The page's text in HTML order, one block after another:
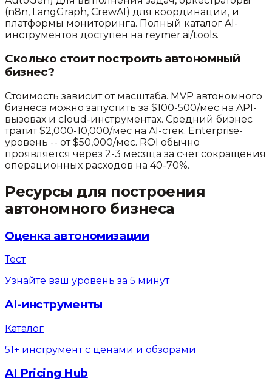
(n8n, LangGraph, CrewAI) для координации, и
платформы мониторинга. Полный каталог AI-
инструментов доступен на reymer.ai/tools.
Сколько стоит построить автономный
бизнес?
Стоимость зависит от масштаба. MVP автономного
бизнеса можно запустить за $100-500/мес на API-
вызовах и cloud-инструментах. Средний бизнес
тратит $2,000-10,000/мес на AI-стек. Enterprise-
уровень -- от $50,000/мес. ROI обычно
проявляется через 2-3 месяца за счёт сокращения
операционных расходов на 40-70%.
Ресурсы для построения
автономного бизнеса
Оценка автономизации
Тест
Узнайте ваш уровень за 5 минут
AI-инструменты
Каталог
51+ инструмент с ценами и обзорами
AI Pricing Hub